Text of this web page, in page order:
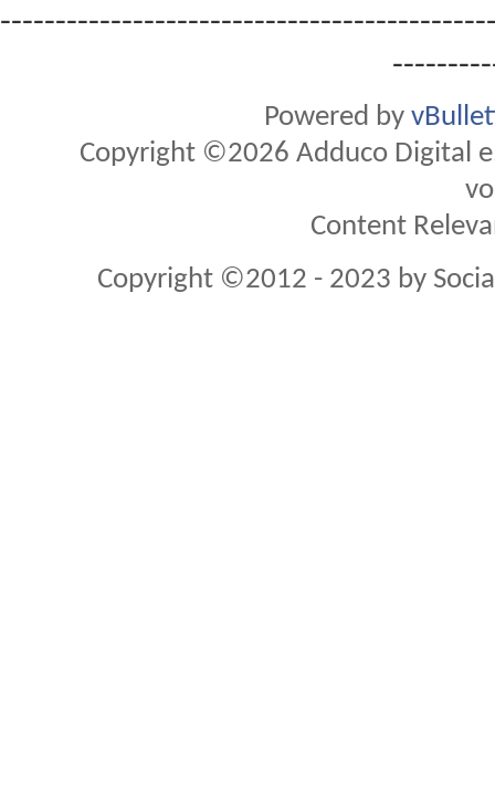
Powered by
Copyright ©2026 Adduco Digital
Content
Copyright ©2012 - 2023 by